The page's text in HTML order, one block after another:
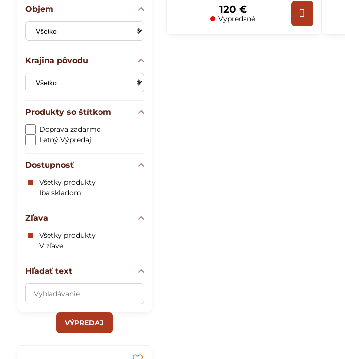
Vypredané
120 €
Objem
Krajina pôvodu
Produkty so štítkom
Doprava zadarmo
Letný Výpredaj
Dostupnosť
Všetky produkty
Iba skladom
Zľava
Všetky produkty
V zľave
Hľadať text
Prehľadať
výsledky
fulltextomVÝPREDAJ